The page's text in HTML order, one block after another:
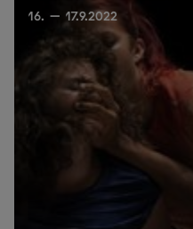
16. — 17.9.2022